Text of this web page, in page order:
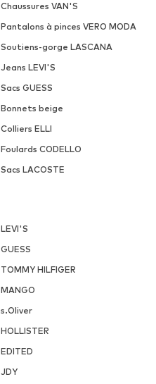
Chaussures VAN'S
Pantalons à pinces VERO MODA
Soutiens-gorge LASCANA
Jeans LEVI'S
Sacs GUESS
Bonnets beige
Colliers ELLI
Foulards CODELLO
Sacs LACOSTE
LEVI'S
GUESS
TOMMY HILFIGER
MANGO
s.Oliver
HOLLISTER
EDITED
JDY